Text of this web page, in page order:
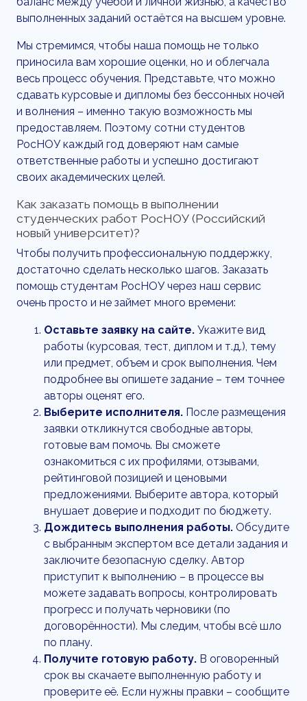
выполненных заданий остаётся на высшем уровне.
Мы стремимся, чтобы наша помощь не только
приносила вам хорошие оценки, но и облегчала
весь процесс обучения. Представьте, что можно
сдавать курсовые и дипломы без бессонных ночей
и волнения – именно такую возможность мы
предоставляем. Поэтому сотни студентов
РосНОУ каждый год доверяют нам самые
ответственные работы и успешно достигают
своих академических целей.
Как заказать помощь в выполнении
студенческих работ РосНОУ (Российский
новый университет)?
Чтобы получить профессиональную поддержку,
достаточно сделать несколько шагов. Заказать
помощь студентам РосНОУ через наш сервис
очень просто и не займет много времени:
Оставьте заявку на сайте. Укажите вид
работы (курсовая, тест, диплом и т.д.), тему
или предмет, объем и срок выполнения. Чем
подробнее вы опишете задание – тем точнее
авторы оценят его.
Выберите исполнителя. После размещения
заявки откликнутся свободные авторы,
готовые вам помочь. Вы сможете
ознакомиться с их профилями, отзывами,
рейтинговой позицией и ценовыми
предложениями. Выберите автора, который
внушает доверие и подходит по бюджету.
Дождитесь выполнения работы. Обсудите
с выбранным экспертом все детали задания и
заключите безопасную сделку. Автор
приступит к выполнению – в процессе вы
можете задавать вопросы, контролировать
прогресс и получать черновики (по
договорённости). Мы следим, чтобы всё шло
по плану.
Получите готовую работу. В оговоренный
срок вы скачаете выполненную работу и
проверите её. Если нужны правки – сообщите